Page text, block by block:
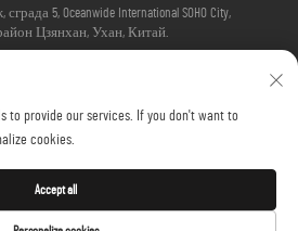
5, Oceanwide International SOHO City,
Цзянхан, Ухан, Китай.
to provide our services. If you don't want to
cookies.
Accept all